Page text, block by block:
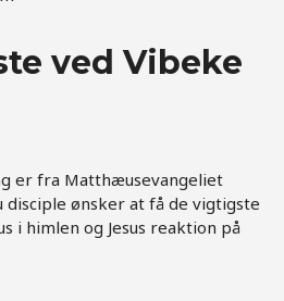
ved Vibeke
er fra Matthæusevangeliet
disciple ønsker at få de vigtigste
i himlen og Jesus reaktion på